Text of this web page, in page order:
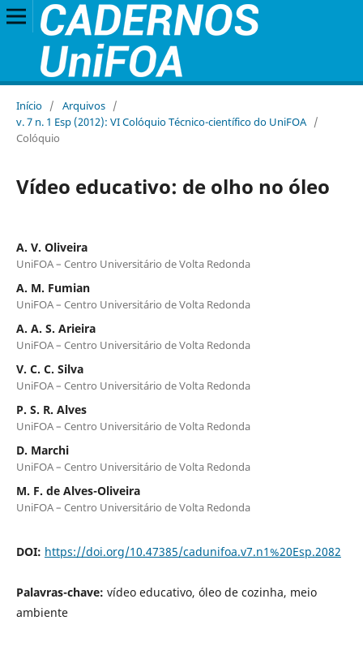
Início / Arquivos /
v. 7 n. 1 Esp (2012): VI Colóquio Técnico-científico do UniFOA /
Colóquio
Vídeo educativo: de olho no óleo
A. V. Oliveira
UniFOA – Centro Universitário de Volta Redonda
A. M. Fumian
UniFOA – Centro Universitário de Volta Redonda
A. A. S. Arieira
UniFOA – Centro Universitário de Volta Redonda
V. C. C. Silva
UniFOA – Centro Universitário de Volta Redonda
P. S. R. Alves
UniFOA – Centro Universitário de Volta Redonda
D. Marchi
UniFOA – Centro Universitário de Volta Redonda
M. F. de Alves-Oliveira
UniFOA – Centro Universitário de Volta Redonda
DOI: https://doi.org/10.47385/cadunifoa.v7.n1%20Esp.2082
Palavras-chave: vídeo educativo, óleo de cozinha, meio
ambiente